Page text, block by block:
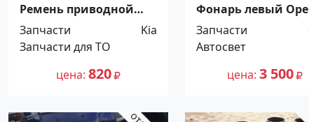
Ремень приводной
4pk1010 KIA Краснодар
Запчасти
Kia
Запчасти для ТО
цена 820
Фонарь левый
Vectra C 2002-2008
Краснодар
Запчасти
Автосвет
цена 3 500